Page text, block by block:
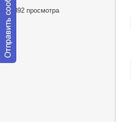
51892 просмотра